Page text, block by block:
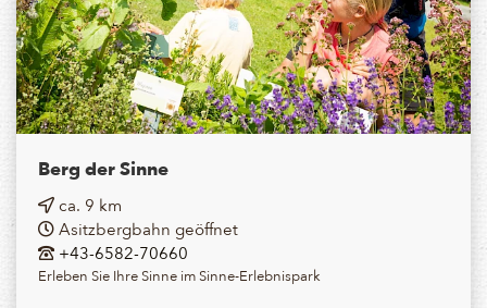
Berg der Sinne
ca. 9 km
Asitzbergbahn geöffnet
+43-6582-70660
Erleben Sie Ihre Sinne im Sinne-Erlebnispark